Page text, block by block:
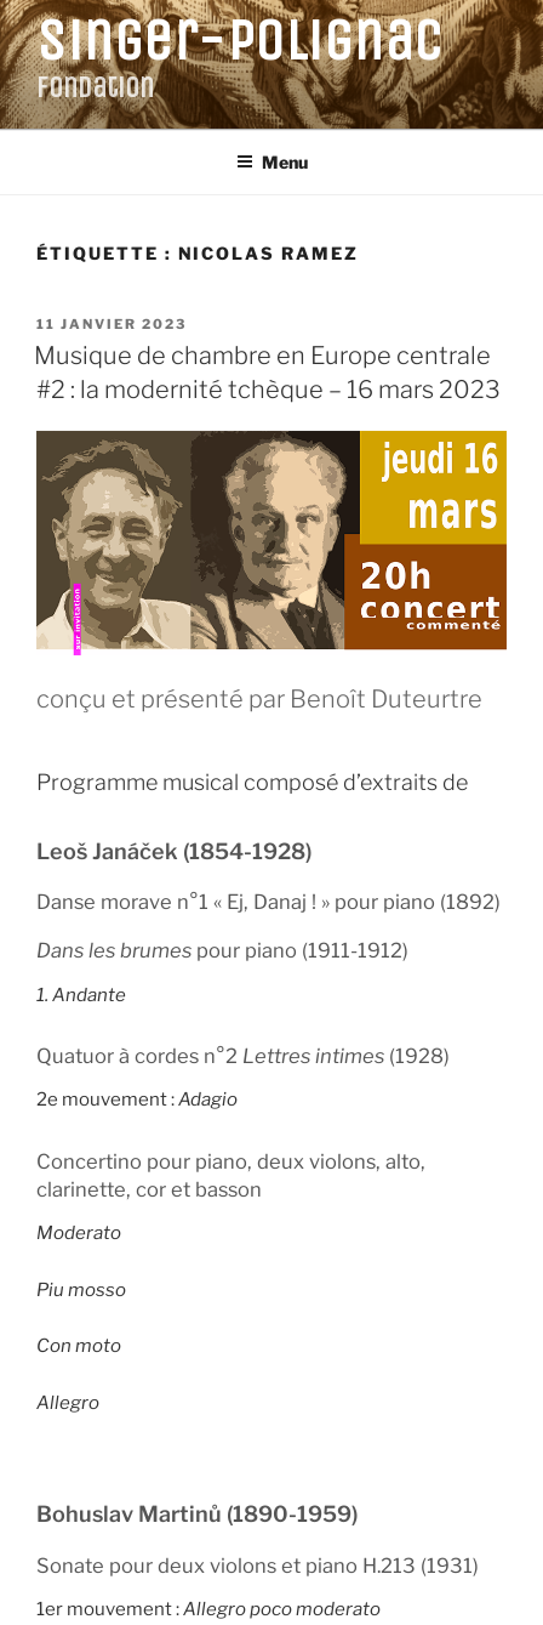
Aller
au
contenu
principal
Singer-Polignac
Fondation
Menu
ÉTIQUETTE : NICOLAS RAMEZ
PUBLIÉ
LE
11 JANVIER 2023
Musique de chambre en Europe centrale
#2 : la modernité tchèque – 16 mars 2023
conçu et présenté par Benoît Duteurtre
Programme musical composé d’extraits de
Leoš Janáček (1854-1928)
Danse morave n°1 « Ej, Danaj ! » pour piano (1892)
Dans les brumes pour piano (1911-1912)
1. Andante
Quatuor à cordes n°2 Lettres intimes (1928)
2e mouvement :Adagio
Concertino pour piano, deux violons, alto,
clarinette, cor et basson
Moderato
Piu mosso
Con moto
Allegro
Bohuslav Martinů (1890-1959)
Sonate pour deux violons et piano H.213 (1931)
1er mouvement :Allegro poco moderato